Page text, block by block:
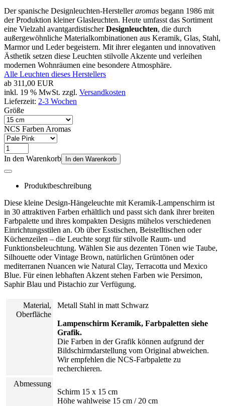
Der spanische Designleuchten-Herstelleraromas begann 1986 mit
der Produktion kleiner Glasleuchten. Heute umfasst das Sortiment
eine Vielzahl avantgardistischerDesignleuchten, die durch
außergewöhnliche Materialkombinationen aus Keramik, Glas, Stahl,
Marmor und Leder begeistern. Mit ihrer eleganten und innovativen
Ästhetik setzen diese Leuchten stilvolle Akzente und verleihen
modernen Wohnräumen eine besondere Atmosphäre.
Alle Leuchten dieses Herstellers
ab 311,00 EUR
inkl. 19 % MwSt. zzgl. Versandkosten
Lieferzeit: 2-3 Wochen
Größe
NCS Farben Aromas
In den Warenkorb In den Warenkorb
Produktbeschreibung
Diese kleine Design-Hängeleuchte mit Keramik-Lampenschirm ist
in 30 attraktiven Farben erhältlich und passt sich dank ihrer breiten
Farbpalette und ihres kompakten Designs mühelos verschiedenen
Einrichtungsstilen an. Ob über Esstischen, Beistelltischen oder
Küchenzeilen – die Leuchte sorgt für stilvolle Raum- und
Funktionsbeleuchtung. Wählen Sie aus dezenten Tönen wie Taube,
Silhouette oder Vintage Brown, natürlichen Grüntönen oder
mediterranen Nuancen wie Natural Clay, Terracotta und Mexico
Blue. Für einen lebhaften Akzent stehen Farben wie Persimon,
Saphir Blau und Pistachio zur Verfügung.
Material,
Oberfläche
Metall Stahl in matt Schwarz
Lampenschirm Keramik, Farbpaletten siehe
Grafik.
Die Farben in der Grafik können aufgrund der
Bildschirmdarstellung vom Original abweichen.
Wir empfehlen die NCS-Farbpalette zu
recherchieren.
Abmessung
Schirm 15 x 15 cm
Höhe wahlweise 15 cm / 20 cm